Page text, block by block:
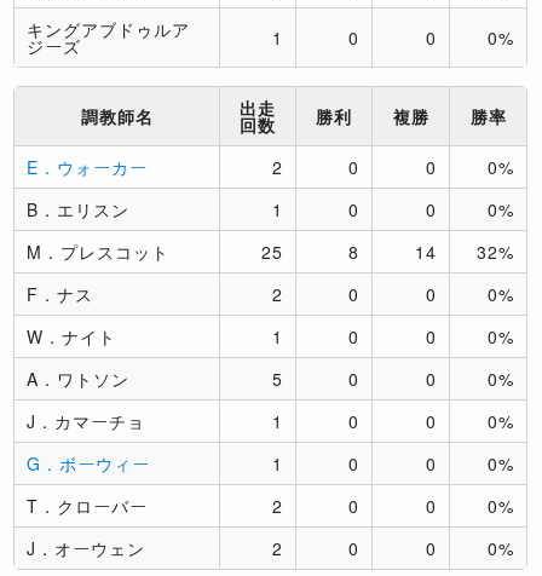
キングアブドゥルア
ジーズ 1 0 0 0%
調教師名 出走
回数 勝利 複勝 勝率
E．ウォーカー 2 0 0
0%
B．エリスン
1 0 0
0%
M．プレスコット
25 8 14
32%
F．ナス
2 0 0
0%
W．ナイト
1 0 0
0%
A．ワトソン
5 0 0
0%
J．カマーチョ
1 0 0
0%
G．ボーウィー
1 0 0
0%
T．クローバー
2 0 0
0%
J．オーウェン
2 0 0 0%